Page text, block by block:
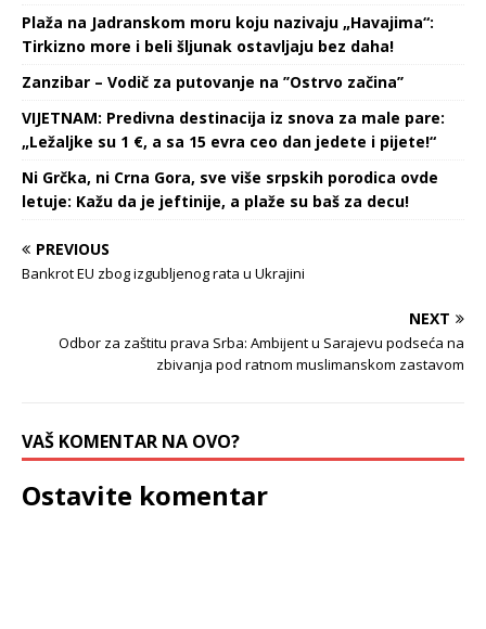
Plaža na Jadranskom moru koju nazivaju „Havajima“:
Tirkizno more i beli šljunak ostavljaju bez daha!
Zanzibar – Vodič za putovanje na ’’Ostrvo začina’’
VIJETNAM: Predivna destinacija iz snova za male pare:
„Ležaljke su 1 €, a sa 15 evra ceo dan jedete i pijete!“
Ni Grčka, ni Crna Gora, sve više srpskih porodica ovde
letuje: Kažu da je jeftinije, a plaže su baš za decu!
PREVIOUS
Bankrot EU zbog izgubljenog rata u Ukrajini
NEXT
Odbor za zaštitu prava Srba: Ambijent u Sarajevu podseća na
zbivanja pod ratnom muslimanskom zastavom
VAŠ KOMENTAR NA OVO?
Ostavite komentar